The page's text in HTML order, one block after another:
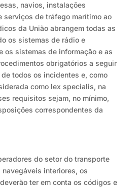
navios, instalações
serviços de tráfego marítimo ao
da União abrangem todas as
os sistemas de rádio e
os sistemas de informação e as
obrigatórios a seguir
todos os incidentes e, como
como lex specialis, na
requisitos sejam, no mínimo,
correspondentes da
do setor do transporte
interiores, os
ter em conta os códigos e